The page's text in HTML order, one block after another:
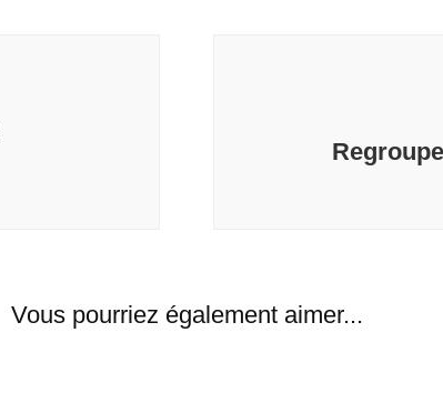
Vous pourriez également aimer...